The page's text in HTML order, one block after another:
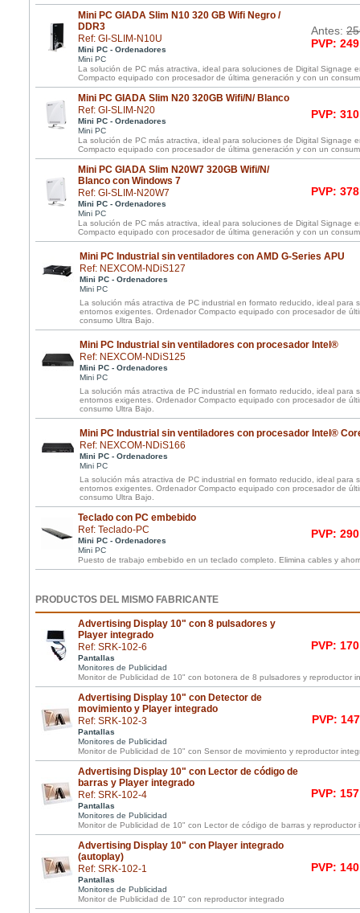
Mini PC GIADA Slim N10 320 GB Wifi Negro /
DDR3
Ref: GI-SLIM-N10U
Mini PC - Ordenadores
Mini PC
Antes:
PVP:
La solución de PC más atractiva, ideal para soluciones de Digital Signage
Compacto equipado con procesador de última generación y con un
Mini PC GIADA Slim N20 320GB Wifi/N/ Blanco
Ref: GI-SLIM-N20
Mini PC - Ordenadores
Mini PC
PVP:
La solución de PC más atractiva, ideal para soluciones de Digital Signage
Compacto equipado con procesador de última generación y con un
Mini PC GIADA Slim N20W7 320GB Wifi/N/
Blanco con Windows 7
Ref: GI-SLIM-N20W7
Mini PC - Ordenadores
Mini PC
PVP:
La solución de PC más atractiva, ideal para soluciones de Digital Signage
Compacto equipado con procesador de última generación y con un
Mini PC Industrial sin ventiladores con AMD G-Series APU
Ref: NEXCOM-NDiS127
Mini PC - Ordenadores
Mini PC
La solución más atractiva de PC industrial en formato reducido, ideal para
entornos exigentes. Ordenador Compacto equipado con procesador de
consumo Ultra Bajo.
Mini PC Industrial sin ventiladores con procesador Intel®
Ref: NEXCOM-NDiS125
Mini PC - Ordenadores
Mini PC
La solución más atractiva de PC industrial en formato reducido, ideal para
entornos exigentes. Ordenador Compacto equipado con procesador de
consumo Ultra Bajo.
Mini PC Industrial sin ventiladores con procesador Intel®
Ref: NEXCOM-NDiS166
Mini PC - Ordenadores
Mini PC
La solución más atractiva de PC industrial en formato reducido, ideal para
entornos exigentes. Ordenador Compacto equipado con procesador de
consumo Ultra Bajo.
Teclado con PC embebido
Ref: Teclado-PC
Mini PC - Ordenadores
Mini PC
PVP:
Puesto de trabajo embebido en un teclado completo. Elimina cables y
PRODUCTOS DEL MISMO FABRICANTE
Advertising Display 10" con 8 pulsadores y
Player integrado
Ref: SRK-102-6
Pantallas
Monitores de Publicidad
PVP:
Monitor de Publicidad de 10" con botonera de 8 pulsadores y reproductor
Advertising Display 10" con Detector de
movimiento y Player integrado
Ref: SRK-102-3
Pantallas
Monitores de Publicidad
PVP:
Monitor de Publicidad de 10" con Sensor de movimiento y reproductor
Advertising Display 10" con Lector de código de
barras y Player integrado
Ref: SRK-102-4
Pantallas
Monitores de Publicidad
PVP:
Monitor de Publicidad de 10" con Lector de código de barras y reproductor
Advertising Display 10" con Player integrado
(autoplay)
Ref: SRK-102-1
Pantallas
Monitores de Publicidad
PVP:
Monitor de Publicidad de 10" con reproductor integrado